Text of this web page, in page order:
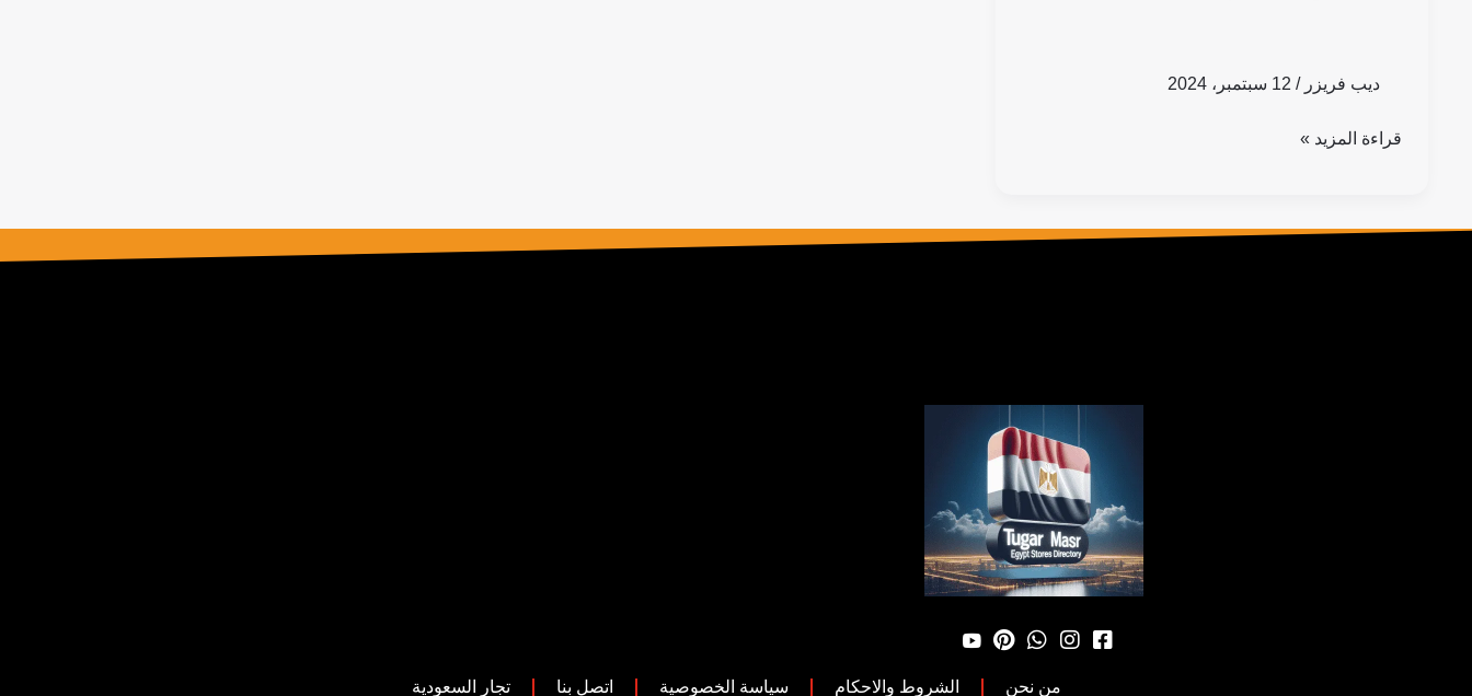
ديب فريزر / 12 سبتمبر، 2024
قراءة المزيد »
من نحن الشروط والاحكام سياسة الخصوصية اتصل بنا تجار السعودية